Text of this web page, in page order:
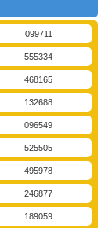
099711
555334
468165
132688
096549
525505
495978
246877
189059